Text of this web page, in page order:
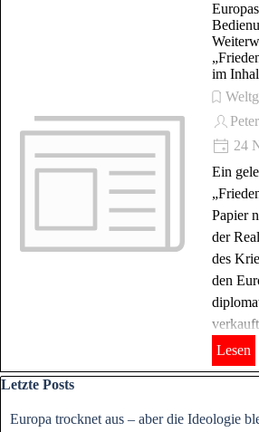
im
24
Ein
Papier
der
des
den
Lesen
Block überspringen Letzte Posts
Letzte Posts
Europa trocknet aus – aber die Ideologie